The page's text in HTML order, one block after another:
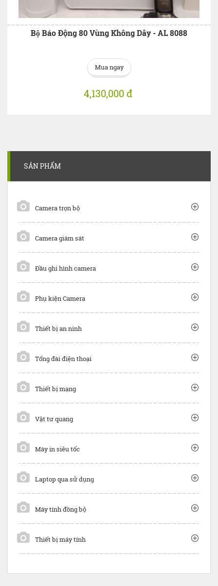
Bộ Báo Động 80 Vùng Không Dây - AL 8088
Mua ngay
4,130,000 đ
SẢN PHẨM
Camera trọn bộ
Camera giám sát
Đầu ghi hình camera
Phụ kiện Camera
Thiết bị an ninh
Tổng đài điện thoại
Thiết bị mạng
Vật tư quang
Máy in siêu tốc
Laptop qua sử dụng
Máy tính đồng bộ
Thiết bị máy tính